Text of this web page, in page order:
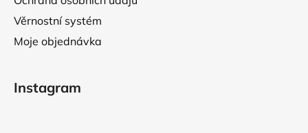
Věrnostní systém
Moje objednávka
Instagram